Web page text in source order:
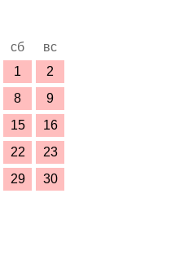
сб
вс
1
2
8
9
15
16
22
23
29
30